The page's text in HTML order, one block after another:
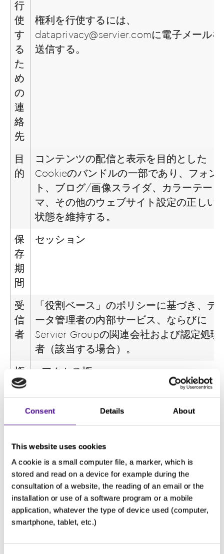
Consent Details About
This website uses cookies
A cookie is a small computer file, a marker, which is
stored and read on a device for example during the
consultation of a website, the reading of an email or the
installation or use of a software program or a mobile
application, whatever the type of device used (computer,
smartphone, tablet, etc.)
行
使
す
る
た
め
の
連
絡
先
権利を行使するには、
dataprivacy@servier.comに電子メールを
送信する。
目
的
コンテンツの配信と表示を目的とした
Cookieのバンドルの一部であり、フォン
ト、ブログ/画像スライダ、カラーテー
マ、その他のウェブサイト設定の正しい
状態を維持する。
保
存
期
間
セッション
受
信
者
「役割ベース」のポリシーに基づき、デ
ータ管理者の内部サービス、ならびに
Servier Groupの関連会社および認定処理
者（該当する場合）。
権
利
権
利
を
行
使
す
- アクセス権
- 処理を制限する権利
- 同意を撤回する権利
- 該当する監督機関に苦情を申し立てる権
利
権利を行使するには、
dataprivacy@servier.com
に電子メールを